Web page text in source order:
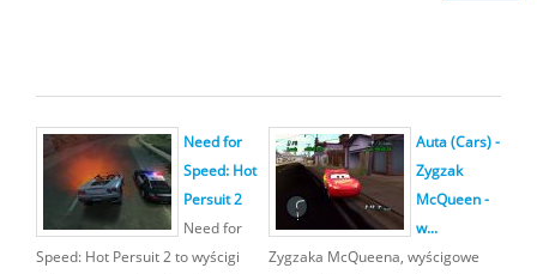
Need for
Speed: Hot
Persuit 2
Need for
Speed: Hot Persuit 2 to wyścigi
Auta (Cars) -
Zygzak
McQueen -
w...
Zygzaka McQueena, wyścigowe